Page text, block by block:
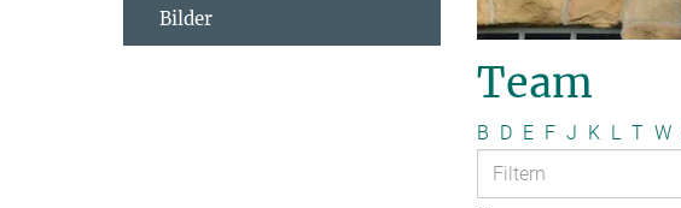
Team
B D E F J K L T W
Bilder